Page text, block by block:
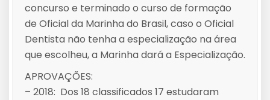
concurso e terminado o curso de formação
de Oficial da Marinha do Brasil, caso o Oficial
Dentista não tenha a especialização na área
que escolheu, a Marinha dará a Especialização.
APROVAÇÕES:
– 2018: Dos 18 classificados 17 estudaram